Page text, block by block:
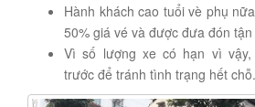
Hành khách cao tuổi vè phụ
50% giá vé và được đưa đón tận
Vì số lượng xe có hạn vì
trước để tránh tình trạng hết chỗ.